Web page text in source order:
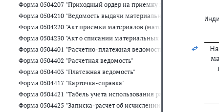
Форма 0504207 "Приходный ордер на приемку материальных
Форма 0504210 "Ведомость выдачи материальных ценностей на
Форма 0504220 "Акт приемки материалов (материальных
Форма 0504230 "Акт о списании материальных запасов"
Форма 0504401 "Расчетно-платежная ведомость"
Форма 0504402 "Расчетная ведомость"
Форма 0504403 "Платежная ведомость"
Форма 0504417 "Карточка-справка"
Форма 0504421 "Табель учета использования рабочего времени"
Форма 0504425 "Записка-расчет об исчислении среднего